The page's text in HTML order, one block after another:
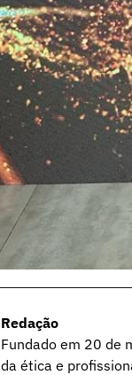
Redação
Fundado em 20 de
da ética e